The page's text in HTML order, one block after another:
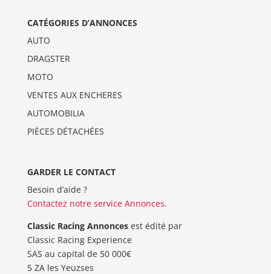
CATÉGORIES D’ANNONCES
AUTO
DRAGSTER
MOTO
VENTES AUX ENCHERES
AUTOMOBILIA
PIÈCES DÉTACHÉES
GARDER LE CONTACT
Besoin d’aide ?
Contactez notre service Annonces.
Classic Racing Annoncesest édité par
Classic Racing Experience
SAS au capital de 50 000€
5 ZA les Yeuzses